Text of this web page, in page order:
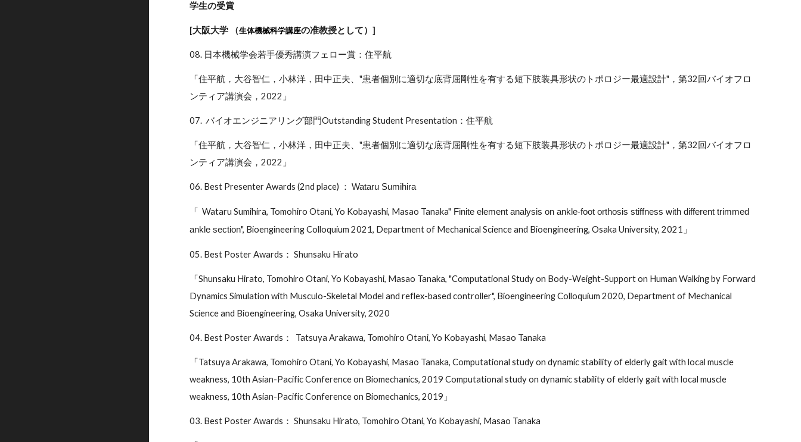
学生の受賞
[大阪大学 （生体機械科学講座の准教授として）]
08. 日本機械学会若手優秀講演フェロー賞：住平航
「住平航，大谷智仁，小林洋，田中正夫、"患者個別に適切な底背屈剛性を有する短下肢装具形状のトポロジー最適設計"，第32回バイオフロ
ンティア講演会，2022」
07. バイオエンジニアリング部門Outstanding Student Presentation：住平航
「住平航，大谷智仁，小林洋，田中正夫、"患者個別に適切な底背屈剛性を有する短下肢装具形状のトポロジー最適設計"，第32回バイオフロ
ンティア講演会，2022」
06. Best Presenter Awards (2nd place) ：Wataru Sumihira
「 Wataru Sumihira, Tomohiro Otani, Yo Kobayashi, Masao Tanaka" Finite element analysis on ankle-foot orthosis stiffness with different trimmed
ankle section", Bioengineering Colloquium 2021, Department of Mechanical Science and Bioengineering, Osaka University, 2021」
05. Best Poster Awards： Shunsaku Hirato
「Shunsaku Hirato, Tomohiro Otani, Yo Kobayashi, Masao Tanaka, "Computational Study on Body-Weight-Support on Human Walking by Forward
Dynamics Simulation with Musculo-Skeletal Model and reflex-based controller", Bioengineering Colloquium 2020, Department of Mechanical
Science and Bioengineering, Osaka University, 2020
04. Best Poster Awards： Tatsuya Arakawa, Tomohiro Otani, Yo Kobayashi, Masao Tanaka
「Tatsuya Arakawa, Tomohiro Otani, Yo Kobayashi, Masao Tanaka, Computational study on dynamic stability of elderly gait with local muscle
weakness, 10th Asian-Pacific Conference on Biomechanics, 2019 Computational study on dynamic stability of elderly gait with local muscle
weakness, 10th Asian-Pacific Conference on Biomechanics, 2019」
03. Best Poster Awards： Shunsaku Hirato, Tomohiro Otani, Yo Kobayashi, Masao Tanaka